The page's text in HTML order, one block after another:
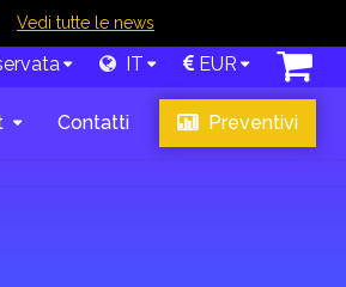
Vedi tutte le news
IT EUR
Contatti Preventivi